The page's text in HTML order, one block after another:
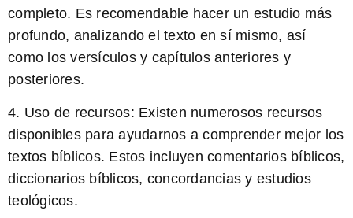
completo. Es recomendable hacer un estudio más
profundo, analizando el texto en sí mismo, así
como los versículos y capítulos anteriores y
posteriores.
4. Uso de recursos: Existen numerosos recursos
disponibles para ayudarnos a comprender mejor los
textos bíblicos. Estos incluyen comentarios bíblicos,
diccionarios bíblicos, concordancias y estudios
teológicos.